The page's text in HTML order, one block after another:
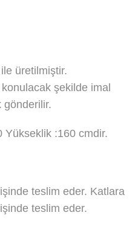
üretilmiştir.
şekilde imal
gönderilir.
Yükseklik :160 cmdir.
teslim eder. Katlara
teslim eder.